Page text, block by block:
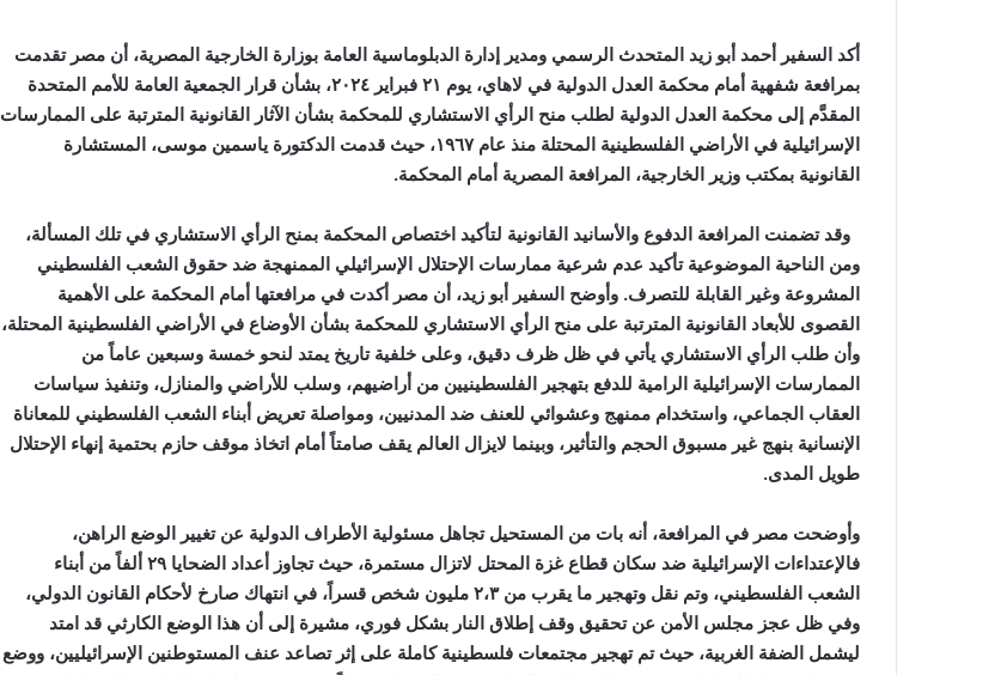
أكد السفير أحمد أبو زيد المتحدث الرسمي ومدير إدارة الدبلوماسية العامة بوزارة الخارجية المصرية، أن مصر تقدمت
بمرافعة شفهية أمام محكمة العدل الدولية في لاهاي، يوم ٢١ فبراير ٢٠٢٤، بشأن قرار الجمعية العامة للأمم المتحدة
المقدَّم إلى محكمة العدل الدولية لطلب منح الرأي الاستشاري للمحكمة بشأن الآثار القانونية المترتبة على الممارسات
الإسرائيلية في الأراضي الفلسطينية المحتلة منذ عام ١٩٦٧، حيث قدمت الدكتورة ياسمين موسى، المستشارة
القانونية بمكتب وزير الخارجية، المرافعة المصرية أمام المحكمة.
وقد تضمنت المرافعة الدفوع والأسانيد القانونية لتأكيد اختصاص المحكمة بمنح الرأي الاستشاري في تلك المسألة،
ومن الناحية الموضوعية تأكيد عدم شرعية ممارسات الإحتلال الإسرائيلي الممنهجة ضد حقوق الشعب الفلسطيني
المشروعة وغير القابلة للتصرف. وأوضح السفير أبو زيد، أن مصر أكدت في مرافعتها أمام المحكمة على الأهمية
القصوى للأبعاد القانونية المترتبة على منح الرأي الاستشاري للمحكمة بشأن الأوضاع في الأراضي الفلسطينية المحتلة،
وأن طلب الرأي الاستشاري يأتي في ظل ظرف دقيق، وعلى خلفية تاريخ يمتد لنحو خمسة وسبعين عاماً من
الممارسات الإسرائيلية الرامية للدفع بتهجير الفلسطينيين من أراضيهم، وسلب للأراضي والمنازل، وتنفيذ سياسات
العقاب الجماعي، واستخدام ممنهج وعشوائي للعنف ضد المدنيين، ومواصلة تعريض أبناء الشعب الفلسطيني للمعاناة
الإنسانية بنهج غير مسبوق الحجم والتأثير، وبينما لايزال العالم يقف صامتاً أمام اتخاذ موقف حازم بحتمية إنهاء الإحتلال
طويل المدى.
وأوضحت مصر في المرافعة، أنه بات من المستحيل تجاهل مسئولية الأطراف الدولية عن تغيير الوضع الراهن،
فالإعتداءات الإسرائيلية ضد سكان قطاع غزة المحتل لاتزال مستمرة، حيث تجاوز أعداد الضحايا ٢٩ ألفاً من أبناء
الشعب الفلسطيني، وتم نقل وتهجير ما يقرب من ٢،٣ مليون شخص قسراً، في انتهاك صارخ لأحكام القانون الدولي،
وفي ظل عجز مجلس الأمن عن تحقيق وقف إطلاق النار بشكل فوري، مشيرة إلى أن هذا الوضع الكارثي قد امتد
ليشمل الضفة الغربية، حيث تم تهجير مجتمعات فلسطينية كاملة على إثر تصاعد عنف المستوطنين الإسرائيليين، ووضع